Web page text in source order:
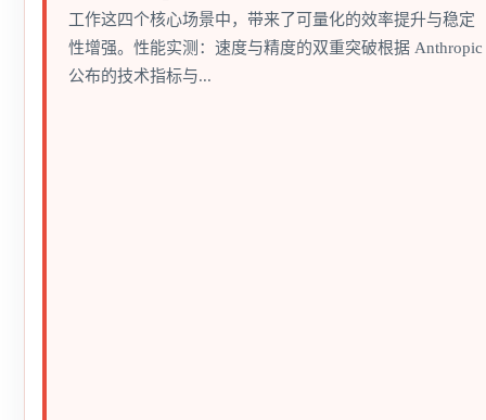
工作这四个核心场景中，带来了可量化的效率提升与稳定
性增强。性能实测：速度与精度的双重突破根据 Anthropic
公布的技术指标与...